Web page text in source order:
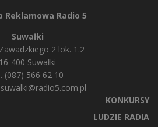
Reklamowa Radio 5
Suwałki
2 lok. 1.2
16-400 Suwałki
(087) 566 62 10
KONKURSY
LUDZIE RADIA